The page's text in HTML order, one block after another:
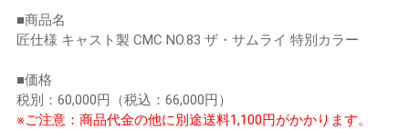
■商品名
匠仕様 キャスト製 CMC NO.83 ザ・サムライ 特別カラー
■価格
税別：60,000円（税込：66,000円）
※ご注意：商品代金の他に別途送料1,100円がかかります。